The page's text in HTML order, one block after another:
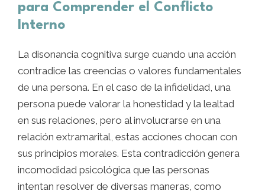
para Comprender el Conflicto
Interno
La disonancia cognitiva surge cuando una acción
contradice las creencias o valores fundamentales
de una persona. En el caso de la infidelidad, una
persona puede valorar la honestidad y la lealtad
en sus relaciones, pero al involucrarse en una
relación extramarital, estas acciones chocan con
sus principios morales. Esta contradicción genera
incomodidad psicológica que las personas
intentan resolver de diversas maneras, como